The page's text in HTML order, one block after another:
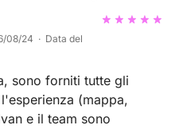
08/24 · Data del
sono forniti tutte gli
(mappa,
e il team sono